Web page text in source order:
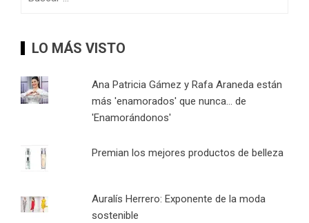
LO MÁS VISTO
Ana Patricia Gámez y Rafa Araneda están
más 'enamorados' que nunca... de
'Enamorándonos'
Premian los mejores productos de belleza
Auralís Herrero: Exponente de la moda
sostenible